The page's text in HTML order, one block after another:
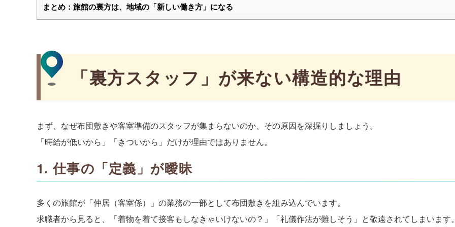
まとめ：旅館の裏方は、地域の「新しい働き方」になる
「裏方スタッフ」が来ない構造的な理由
まず、なぜ布団敷きや客室準備のスタッフが集まらないのか、その原因を深掘りしましょう。
「時給が低いから」「きついから」だけが理由ではありません。
1. 仕事の「定義」が曖昧
多くの旅館が「仲居（客室係）」の業務の一部として布団敷きを組み込んでいます。
求職者から見ると、「着物を着て接客もしなきゃいけないの？」「礼儀作法が難しそう」と敬遠されてしまいます